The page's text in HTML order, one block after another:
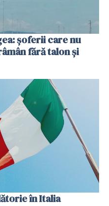
șoferii care nu
fără talon și
în Italia